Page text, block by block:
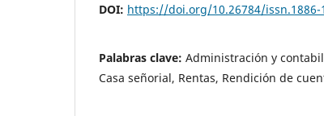
DOI: https://doi.org/10.26784/issn.1886-
Palabras clave: Administración y
Casa señorial, Rentas, Rendición de